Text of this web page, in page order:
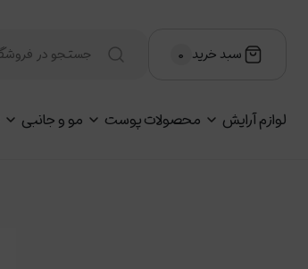
سبد خرید ۰
لوازم آرایش محصولات پوست مو و جانبی